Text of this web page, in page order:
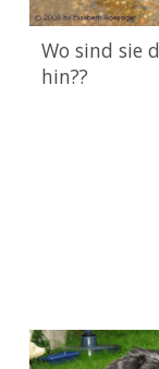
Wo sind sie
hin??